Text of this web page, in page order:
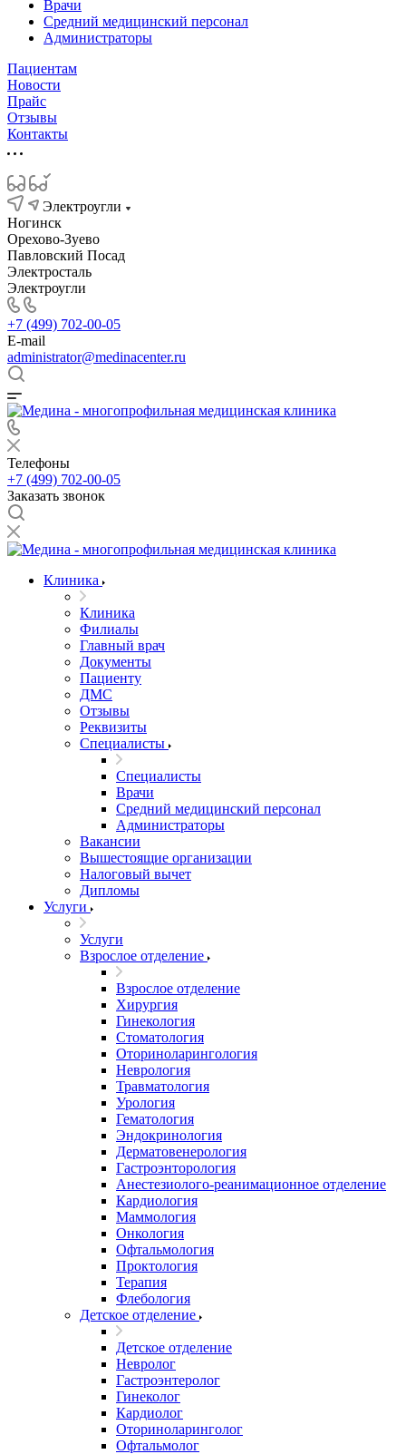
Врачи
Средний медицинский персонал
Администраторы
Пациентам
Новости
Прайс
Отзывы
Контакты
Электроугли
Ногинск
Орехово-Зуево
Павловский Посад
Электросталь
Электроугли
+7 (499) 702-00-05
E-mail
administrator@medinacenter.ru
Телефоны
+7 (499) 702-00-05
Заказать звонок
Клиника
Клиника
Филиалы
Главный врач
Документы
Пациенту
ДМС
Отзывы
Реквизиты
Специалисты
Специалисты
Врачи
Средний медицинский персонал
Администраторы
Вакансии
Вышестоящие организации
Налоговый вычет
Дипломы
Услуги
Услуги
Взрослое отделение
Взрослое отделение
Хирургия
Гинекология
Стоматология
Оториноларингология
Неврология
Травматология
Урология
Гематология
Эндокринология
Дерматовенерология
Гастроэнторология
Анестезиолого-реанимационное отделение
Кардиология
Маммология
Онкология
Офтальмология
Проктология
Терапия
Флебология
Детское отделение
Детское отделение
Невролог
Гастроэнтеролог
Гинеколог
Кардиолог
Оториноларинголог
Офтальмолог